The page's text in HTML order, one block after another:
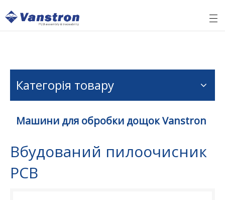
Категорія товару
Машини для обробки дощок Vanstron
Вбудований пилоочисник
PCB